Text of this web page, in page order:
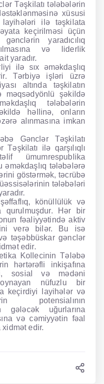
Təşkilatı tələbələrin
xüsusi
ilə təşkilata
keçirilməsi üçün
yaradıcılıq
və liderlik
yaradır.
ilə sıx əməkdaşlıq
Tərbiyə işləri üzrə
altında təşkilatın
şəkildə
tələbələrin
həllinə, onların
alınmasına imkan
Gənclər Təşkilatı
ilə qarşılıqlı
ümumrespublika
əməkdaşlıq tələbələrə
göstərmək, təcrübə
tələbələri
könüllülük və
qurulmuşdur. Hər bir
fəaliyyətində aktiv
verə bilər. Bu isə
təşəbbüskar gənclər
edir.
Kollecinin Tələbə
hərtərəfli inkişafına
sosial və mədəni
nüfuzlu bir
keçirdiyi layihələr və
potensialının
gələcək uğurlarına
və cəmiyyətin fəal
xidmət edir.